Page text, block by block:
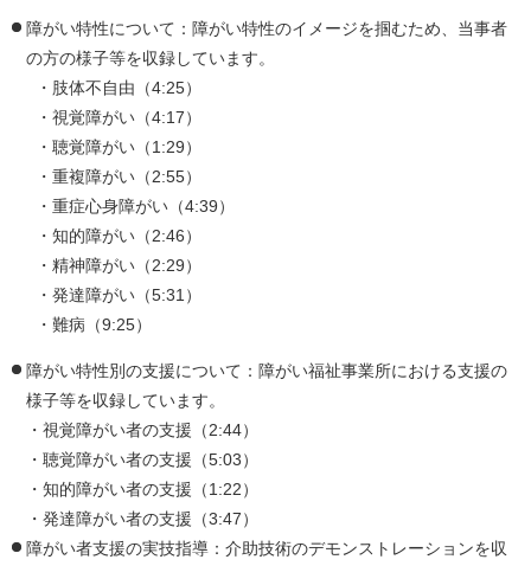
障がい特性について：障がい特性のイメージを掴むため、当事者
の方の様子等を収録しています。
・肢体不自由（4:25）
・視覚障がい（4:17）
・聴覚障がい（1:29）
・重複障がい（2:55）
・重症心身障がい（4:39）
・知的障がい（2:46）
・精神障がい（2:29）
・発達障がい（5:31）
・難病（9:25）
障がい特性別の支援について：障がい福祉事業所における支援の
様子等を収録しています。
・視覚障がい者の支援（2:44）
・聴覚障がい者の支援（5:03）
・知的障がい者の支援（1:22）
・発達障がい者の支援（3:47）
障がい者支援の実技指導：介助技術のデモンストレーションを収